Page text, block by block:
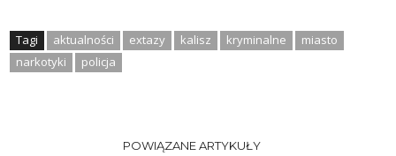
Tagi aktualności extazy kalisz kryminalne
miasto
narkotyki
policja
POWIĄZANE ARTYKUŁY